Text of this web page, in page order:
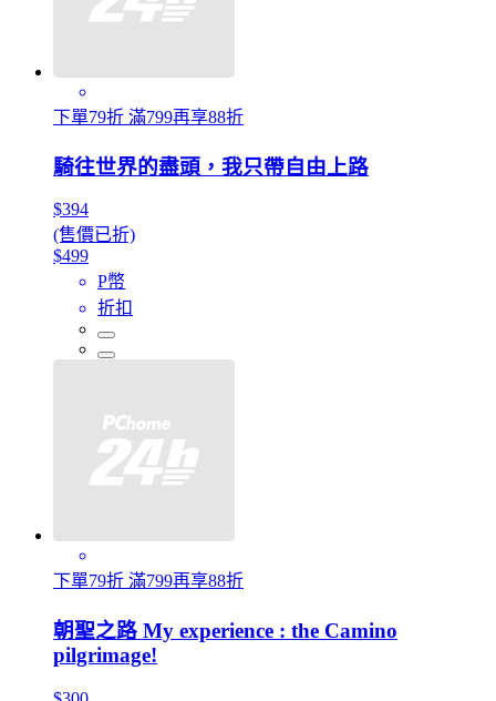
下單79折 滿799再享88折
騎往世界的盡頭，我只帶自由上路
$394
(售價已折)
$499
P幣
折扣
下單79折 滿799再享88折
朝聖之路 My experience : the Camino
pilgrimage!